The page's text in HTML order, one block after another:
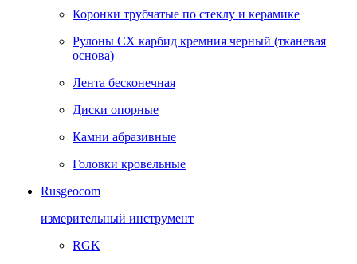
Коронки трубчатые по стеклу и керамике
Рулоны CX карбид кремния черный (тканевая
основа)
Лента бесконечная
Диски опорные
Камни абразивные
Головки кровельные
Rusgeocom
измерительный инструмент
RGK